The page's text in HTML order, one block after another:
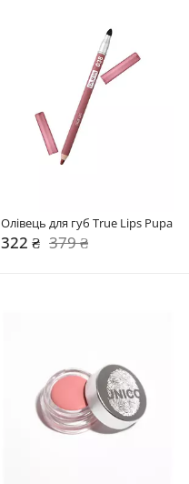
Олівець для губ True Lips Pupa
322 ₴ 379 ₴